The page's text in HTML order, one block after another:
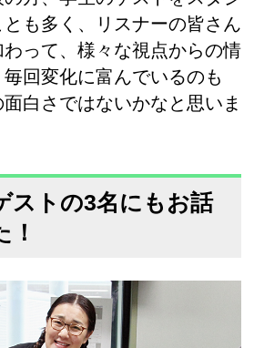
も多く、リスナーの皆さん
って、様々な視点からの情
回変化に富んでいるのも
面白さではないかなと思いま
ストの3名にもお話